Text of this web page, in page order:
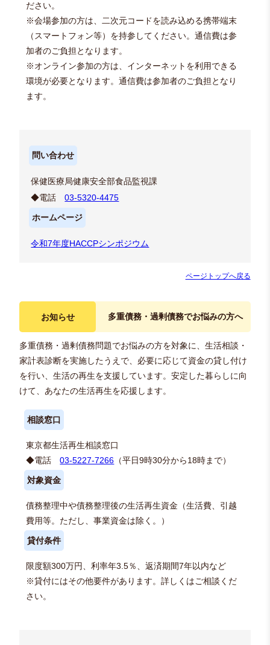
ださい。
※会場参加の方は、二次元コードを読み込める携帯端末
（スマートフォン等）を持参してください。通信費は参
加者のご負担となります。
※オンライン参加の方は、インターネットを利用できる
環境が必要となります。通信費は参加者のご負担となり
ます。
問い合わせ
保健医療局健康安全部食品監視課
◆電話03-5320-4475
ホームページ
令和7年度HACCPシンポジウム
ページトップへ戻る
お知らせ 多重債務・過剰債務でお悩みの方へ
多重債務・過剰債務問題でお悩みの方を対象に、生活相談・
家計表診断を実施したうえで、必要に応じて資金の貸し付け
を行い、生活の再生を支援しています。安定した暮らしに向
けて、あなたの生活再生を応援します。
相談窓口
東京都生活再生相談窓口
◆電話03-5227-7266 （平日9時30分から18時まで）
対象資金
債務整理中や債務整理後の生活再生資金（生活費、引越
費用等。ただし、事業資金は除く。）
貸付条件
限度額300万円、利率年3.5％、返済期間7年以内など
※貸付にはその他要件があります。詳しくはご相談くだ
さい。